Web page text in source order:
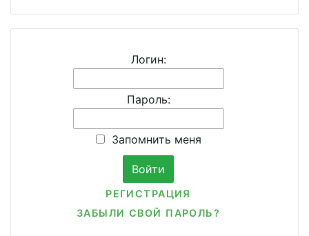
Логин:
Пароль:
Запомнить меня
РЕГИСТРАЦИЯ
ЗАБЫЛИ СВОЙ ПАРОЛЬ?